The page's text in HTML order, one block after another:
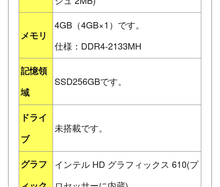
メモリ
4GB（4GB×1）です。
仕様：DDR4-2133MH
記憶領
域
SSD256GBです。
ドライ
ブ
未搭載です。
グラフ
インテル HD グラフィックス 610(プ